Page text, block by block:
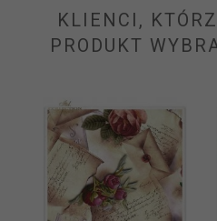
KLIENCI,
PRODUKT